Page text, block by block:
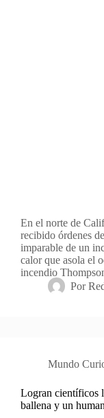
En el norte de
recibido órdenes
imparable de un
calor que asola el
incendio
Por
Mundo
Logran científicos
ballena y un